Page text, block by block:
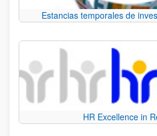
Estancias temporales de
HR Excellence in